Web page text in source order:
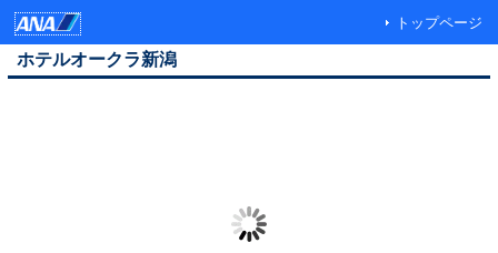
トップページ
ホテルオークラ新潟